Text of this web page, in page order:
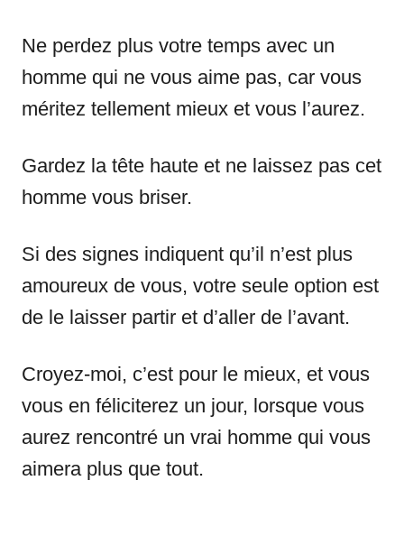
Ne perdez plus votre temps avec un
homme qui ne vous aime pas, car vous
méritez tellement mieux et vous l’aurez.
Gardez la tête haute et ne laissez pas cet
homme vous briser.
Si des signes indiquent qu’il n’est plus
amoureux de vous, votre seule option est
de le laisser partir et d’aller de l’avant.
Croyez-moi, c’est pour le mieux, et vous
vous en féliciterez un jour, lorsque vous
aurez rencontré un vrai homme qui vous
aimera plus que tout.